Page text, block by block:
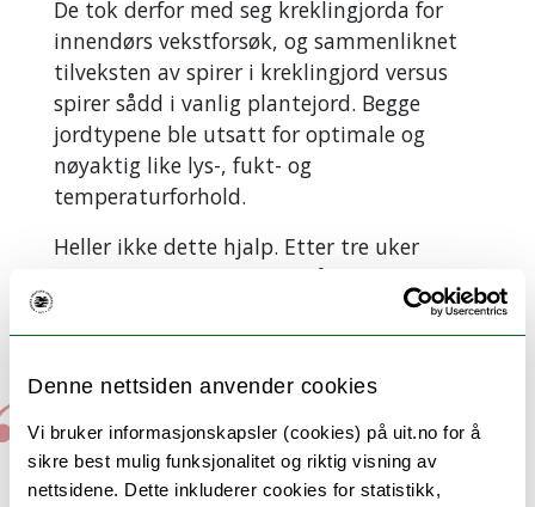
Denne nettsiden anvender cookies
Vi bruker informasjonskapsler (cookies) på uit.no for å
sikre best mulig funksjonalitet og riktig visning av
nettsidene. Dette inkluderer cookies for statistikk,
De tok derfor med seg kreklingjorda for
innendørs vekstforsøk, og sammenliknet
tilveksten av spirer i kreklingjord versus
spirer sådd i vanlig plantejord. Begge
jordtypene ble utsatt for optimale og
nøyaktig like lys-, fukt- og
temperaturforhold.
Heller ikke dette hjalp. Etter tre uker
vokste bjørk og andre områdetypiske arter
i plantejorda. For kreklingjorda var det
nesten ingen tilvekst å spore.
– Giftstoffene i jorda blir
altså værende i lang tid